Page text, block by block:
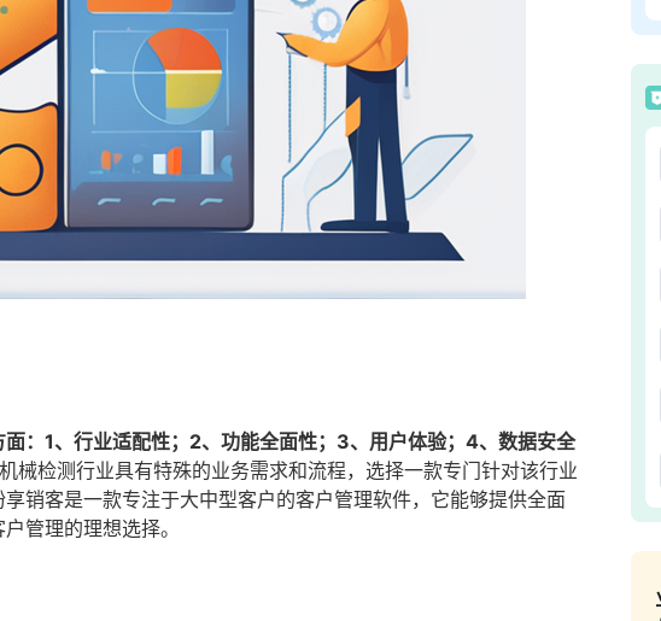
：1、行业适配性；2、功能全面性；3、用户体验；4、数据安全
械检测行业具有特殊的业务需求和流程，选择一款专门针对该行业
销客是一款专注于大中型客户的客户管理软件，它能够提供全面
管理的理想选择。